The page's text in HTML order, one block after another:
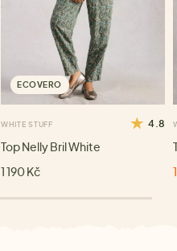
ECOVERO
WHITE STUFF 4.8
Top Nelly Bril White
1 190 Kč